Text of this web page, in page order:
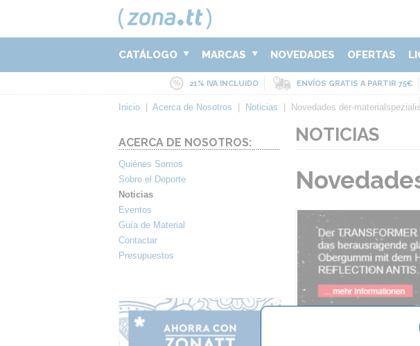
CATÁLOGO MARCAS NOVEDADES OFERTAS
21% IVA INCLUIDO ENVÍOS GRATIS A PARTIR 75€
Inicio Acerca de Nosotros Noticias Novedades der-
ACERCA DE NOSOTROS:
Quiénes Somos
Sobre el Deporte
Noticias
Eventos
Guía de Material
Contactar
Presupuestos
NOTICIAS